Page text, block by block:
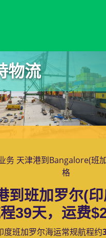
物流
务 天津港到Bangalore(班
格
到班加罗尔(印
39天，运费
度班加罗尔海运常规航程约